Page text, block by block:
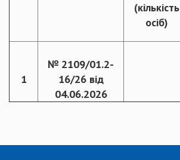
(кількість
осіб)
1
№ 2109/01.2-
16/26 від
04.06.2026